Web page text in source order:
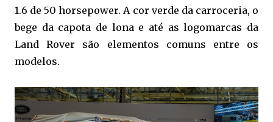
1.6 de 50 horsepower. A cor verde da carroceria, o
bege da capota de lona e até as logomarcas da
Land Rover são elementos comuns entre os
modelos.